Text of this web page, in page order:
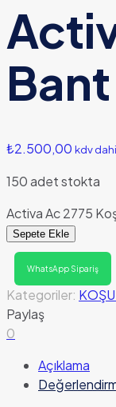
Bant
₺2.500,00 kdv
150 adet stokta
Activa Ac 2775
Sepete Ekle
WhatsApp Sipariş
Kategoriler:
Paylaş
0
Açıklama